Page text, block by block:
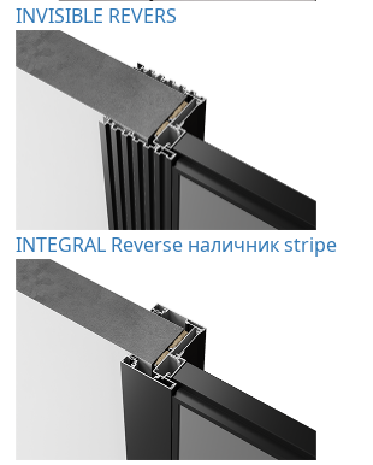
INVISIBLE REVERS
INTEGRAL Reverse наличник stripe